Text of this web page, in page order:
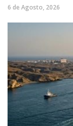
6 de Agosto, 2026